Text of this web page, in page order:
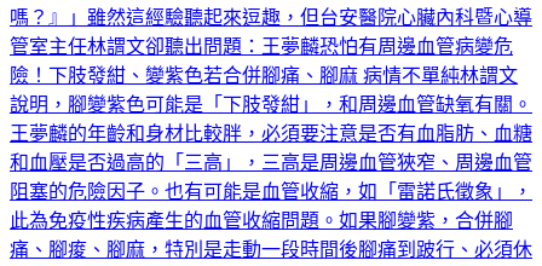
嗎？』」雖然這經驗聽起來逗趣，但台安醫院心臟內科暨心導
管室主任林謂文卻聽出問題：王夢麟恐怕有周邊血管病變危
險！下肢發紺、變紫色若合併腳痛、腳麻 病情不單純林謂文
說明，腳變紫色可能是「下肢發紺」，和周邊血管缺氧有關。
王夢麟的年齡和身材比較胖，必須要注意是否有血脂肪、血糖
和血壓是否過高的「三高」，三高是周邊血管狹窄、周邊血管
阻塞的危險因子。也有可能是血管收縮，如「雷諾氏徵象」，
此為免疫性疾病產生的血管收縮問題。如果腳變紫，合併腳
痛、腳痠、腳麻，特別是走動一段時間後腳痛到跛行、必須休